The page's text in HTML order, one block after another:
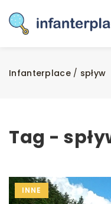
Infanterplace/ spływ
Tag -
INNE